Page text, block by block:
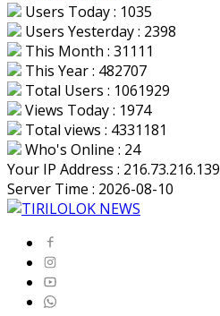
Users Today : 1035
Users Yesterday : 2398
This Month : 31111
This Year : 482707
Total Users : 1061929
Views Today : 1974
Total views : 4331181
Who's Online : 24
Your IP Address : 216.73.216.139
Server Time : 2026-08-10